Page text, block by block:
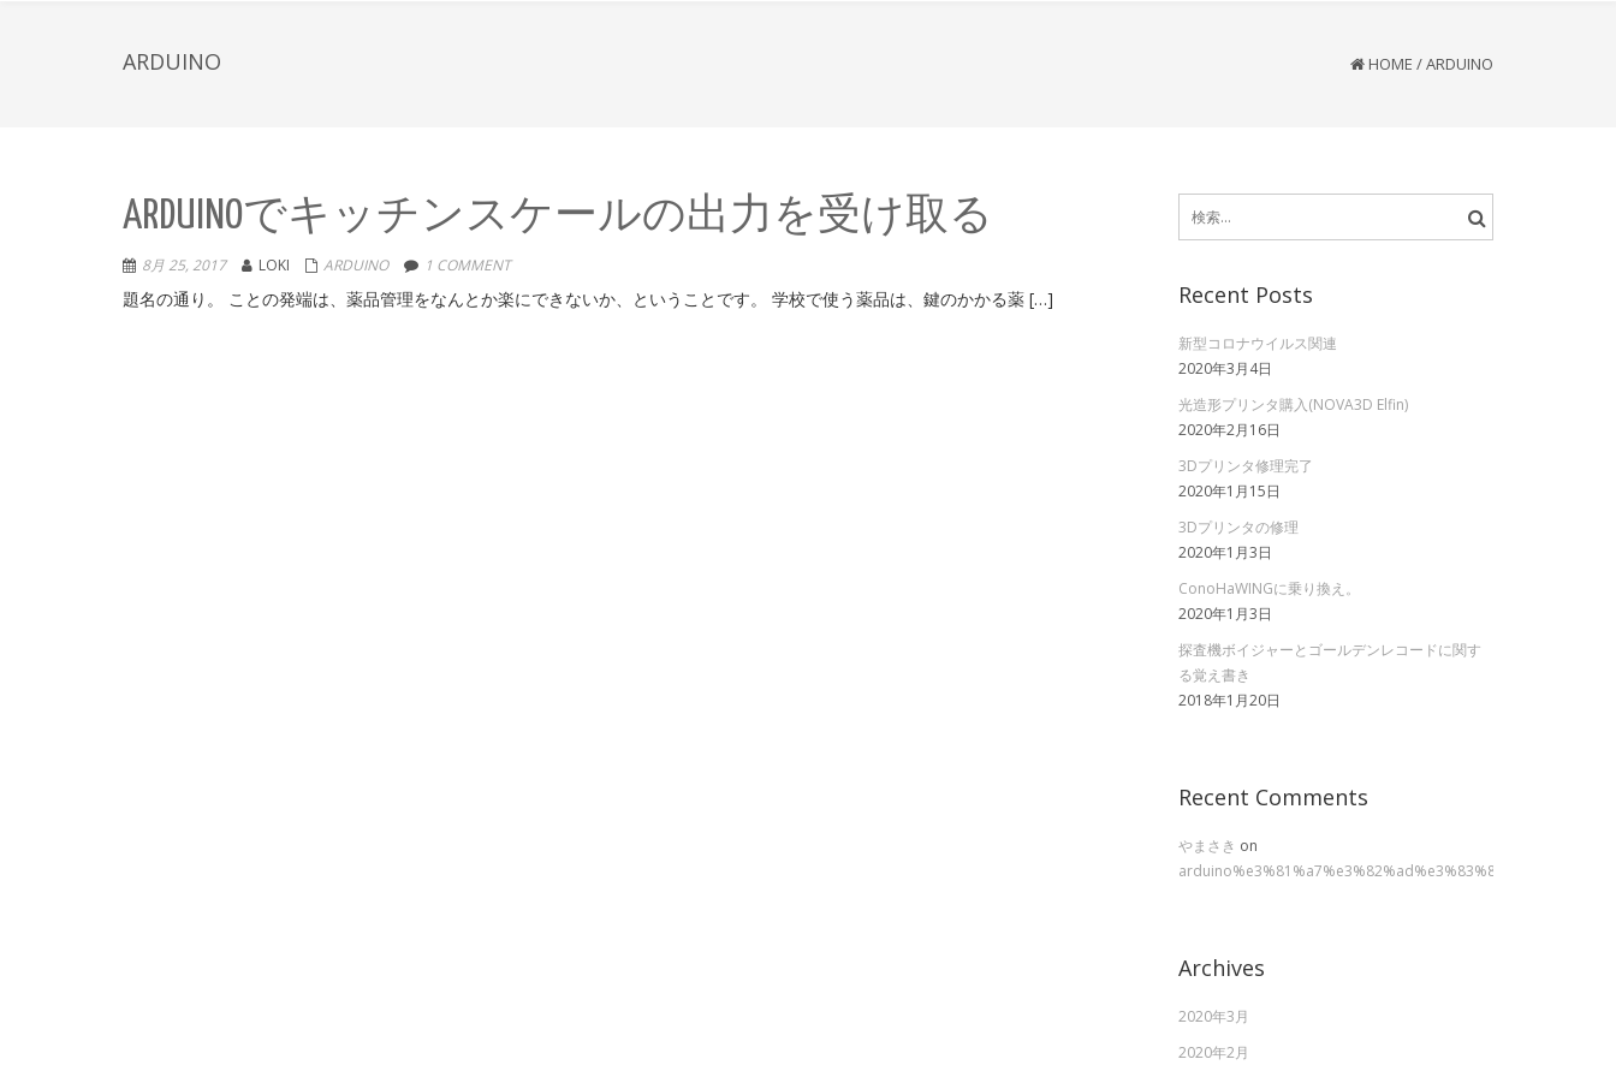
ARDUINO HOME /ARDUINO
ARDUINOでキッチンスケールの出力を受け取る
8月 25, 2017 LOKI ARDUINO 1 COMMENT
題名の通り。 ことの発端は、薬品管理をなんとか楽にできないか、ということです。 学校で使う薬品は、鍵のかかる薬 […]
索:
Recent Posts
新型コロナウイルス関連
2020年3月4日
光造形プリンタ購入(NOVA3D Elfin)
2020年2月16日
3Dプリンタ修理完了
2020年1月15日
3Dプリンタの修理
2020年1月3日
ConoHaWINGに乗り換え。
2020年1月3日
探査機ボイジャーとゴールデンレコードに関す
る覚え書き
2018年1月20日
Recent Comments
やまさき on
Archives
2020年3月
2020年2月